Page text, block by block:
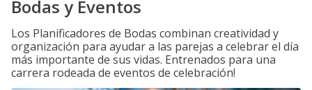
Bodas y Eventos
Los Planificadores de Bodas combinan creatividad y
organización para ayudar a las parejas a celebrar el día
más importante de sus vidas. Entrenados para una
carrera rodeada de eventos de celebración!